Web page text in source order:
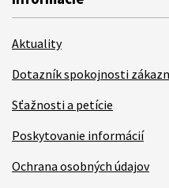
Aktuality
Dotazník spokojnosti
Sťažnosti a petície
Poskytovanie informácií
Ochrana osobných údajov